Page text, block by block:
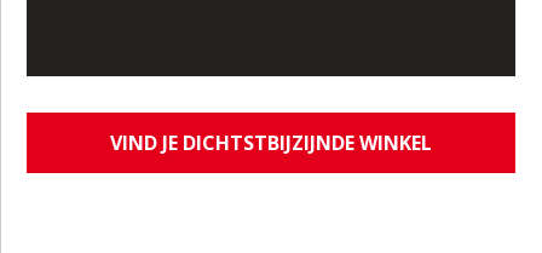
VIND JE DICHTSTBIJZIJNDE WINKEL